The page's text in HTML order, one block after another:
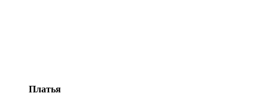
Платья